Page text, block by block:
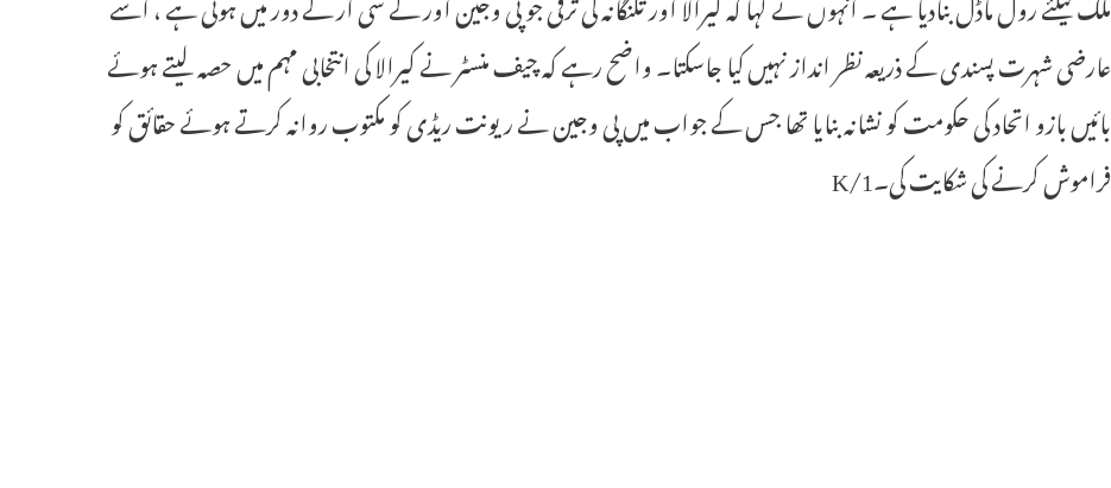
عارضی شہرت پسندی کے ذریعہ نظر انداز نہیں کیا جاسکتا۔ واضح رہے کہ چیف منسٹر نے کیرالا کی انتخابی مہم میں حصہ لیتے ہوئے
بائیں بازو اتحاد کی حکومت کو نشانہ بنایا تھا جس کے جواب میں پی وجین نے ریونت ریڈی کو مکتوب روانہ کرتے ہوئے حقائق کو
فراموش کرنے کی شکایت کی۔1/K